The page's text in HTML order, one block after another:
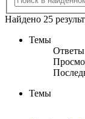
Найдено 25
Темы
Ответы
Темы